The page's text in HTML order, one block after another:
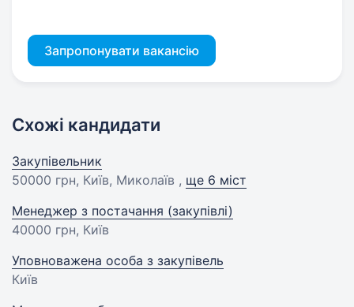
Запропонувати вакансію
Схожі кандидати
Закупівельник
50000 грн, Київ, Миколаїв , ще 6 міст
Менеджер з постачання (закупівлі)
40000 грн, Київ
Уповноважена особа з закупівель
Київ